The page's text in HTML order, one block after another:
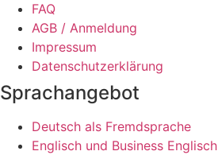
FAQ
AGB / Anmeldung
Impressum
Datenschutzerklärung
Sprachangebot
Deutsch als Fremdsprache
Englisch und Business Englisch